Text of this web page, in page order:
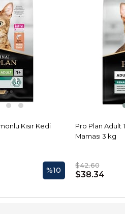
Kısır Kedi
%10
Pro Plan Adult
Maması 3 kg
$42.60
$38.34